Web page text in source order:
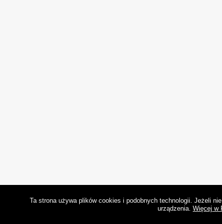
Ta strona używa plików cookies i podobnych technologii. Jeżeli
urządzenia. Więcej w